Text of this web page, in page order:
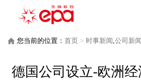
您当前的位置： 首页 > 时事新闻 ,公司新闻
设立-欧洲经济引擎战略支点
德国公司设立-欧洲